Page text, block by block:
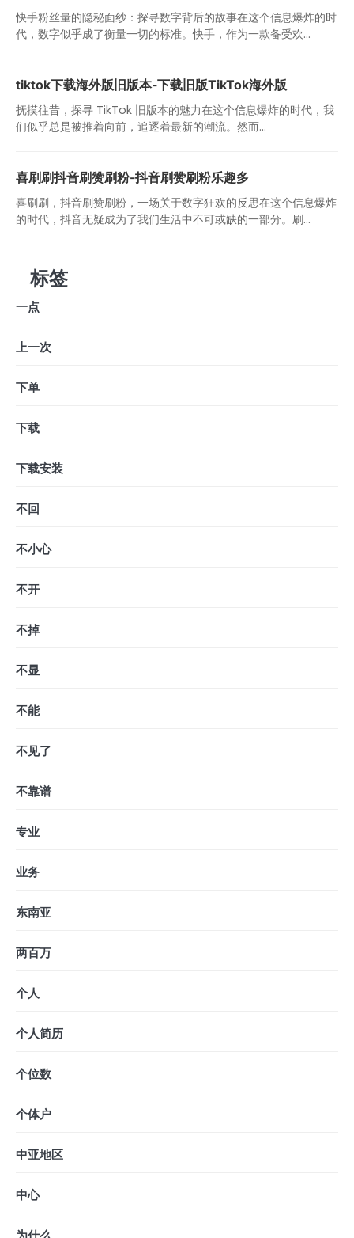
快手粉丝量的隐秘面纱：探寻数字背后的故事在这个信息爆炸的时
代，数字似乎成了衡量一切的标准。快手，作为一款备受欢...
tiktok下载海外版旧版本-下载旧版TikTok海外版
抚摸往昔，探寻 TikTok 旧版本的魅力在这个信息爆炸的时代，我
们似乎总是被推着向前，追逐着最新的潮流。然而...
喜刷刷抖音刷赞刷粉-抖音刷赞刷粉乐趣多
喜刷刷，抖音刷赞刷粉，一场关于数字狂欢的反思在这个信息爆炸
的时代，抖音无疑成为了我们生活中不可或缺的一部分。刷...
标签
一点
上一次
下单
下载
下载安装
不回
不小心
不开
不掉
不显
不能
不见了
不靠谱
专业
业务
东南亚
两百万
个人
个人简历
个位数
个体户
中亚地区
中心